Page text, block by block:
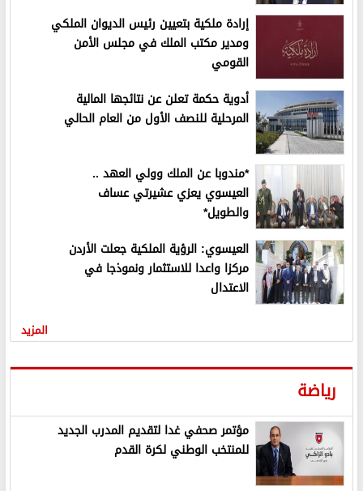
إرادة ملكية بتعيين رئيس الديوان الملكي
ومدير مكتب الملك في مجلس الأمن
القومي
أدوية حكمة تعلن عن نتائجها المالية
المرحلية للنصف الأول من العام الحالي
*مندوبا عن الملك وولي العهد ..
العيسوي يعزي عشيرتي عساف
والطويل*
العيسوي: الرؤية الملكية جعلت الأردن
مركزا واعدا للاستثمار ونموذجا في
الاعتدال
المزيد
رياضة
مؤتمر صحفي غدا لتقديم المدرب الجديد
للمنتخب الوطني لكرة القدم